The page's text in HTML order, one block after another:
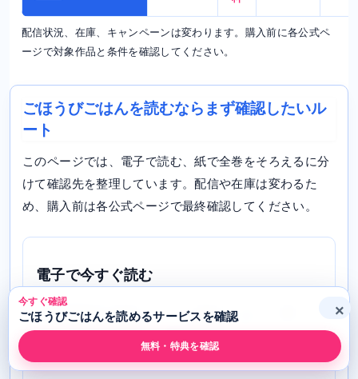
配信状況、在庫、キャンペーンは変わります。購入前に各公式ペ
ージで対象作品と条件を確認してください。
ごほうびごはんを読むならまず確認したいル
ート
このページでは、電子で読む、紙で全巻をそろえるに分
けて確認先を整理しています。配信や在庫は変わるた
め、購入前は各公式ページで最終確認してください。
電子で今すぐ読む
ebookjapan を確認します。無料試し読み、巻数、
クーポン対象を見ながら購入判断しやすいルートで
今すぐ確認
ごほうびごはんを読めるサービスを確認
無料・特典を確認
×